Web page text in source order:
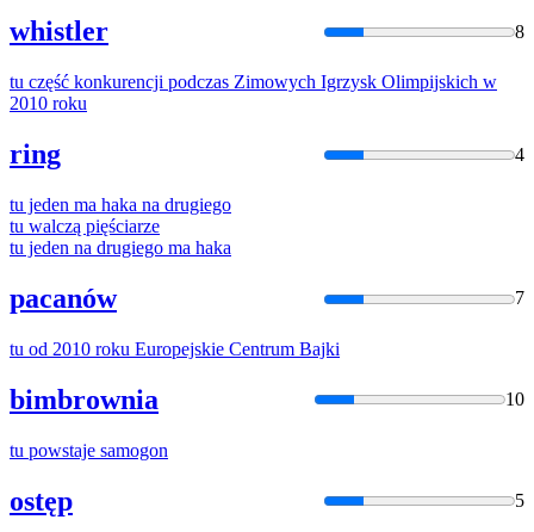
whistler 8
tu część konkurencji podczas Zimowych Igrzysk Olimpijskich w
2010 roku
ring 4
tu jeden ma haka na drugiego
tu walczą pięściarze
tu jeden na drugiego ma haka
pacanów 7
tu od 2010 roku Europejskie Centrum Bajki
bimbrownia 10
tu powstaje samogon
ostęp 5